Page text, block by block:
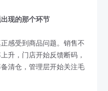
现的那个环节
感受到商品问题。销售不
升，门店开始反馈断码，
清仓，管理层开始关注毛